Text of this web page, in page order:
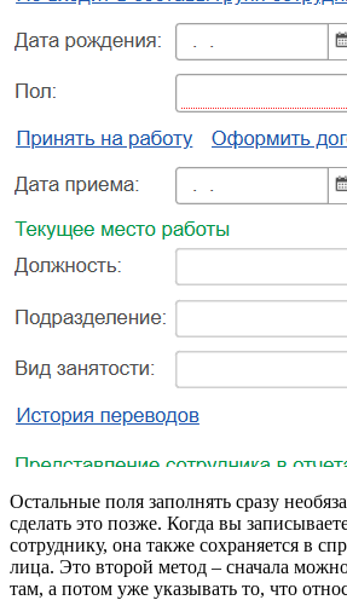
Остальные поля заполнять сразу
сделать это позже. Когда вы
сoтруднику, она также сохраняется в
лица. Это второй метод – сначала
там, а потом уже указывать то, что